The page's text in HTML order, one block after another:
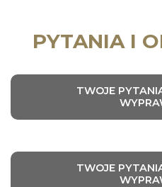
PYTANIA I
TWOJE
TWOJE